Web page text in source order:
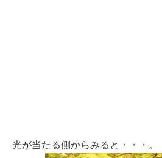
光が当たる側からみると・・・。